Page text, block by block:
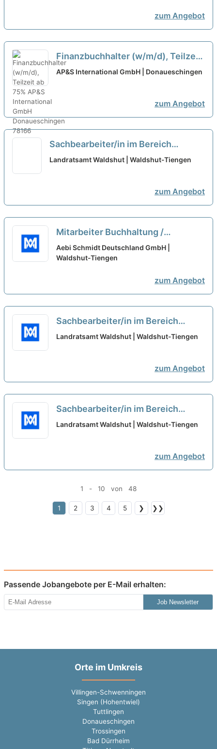
zum Angebot
Finanzbuchhalter (w/m/d), Teilzeit
ab 75% neu
AP&S International GmbH | Donaueschingen
zum Angebot
Sachbearbeiter/in im Bereich
Ausländerwesen neu
Landratsamt Waldshut | Waldshut-Tiengen
zum Angebot
Mitarbeiter Buchhaltung /
Accounting / Bilanzbuchhalter /
Finanzbuchhalter (m/w/d)
Aebi Schmidt Deutschland GmbH |
Waldshut-Tiengen
zum Angebot
Sachbearbeiter/in im Bereich
Immissionsschutz-/ und
Landratsamt Waldshut | Waldshut-Tiengen
zum Angebot
Sachbearbeiter/in im Bereich
Ausländerwesen neu
Landratsamt Waldshut | Waldshut-Tiengen
zum Angebot
1 - 10 von 48
1 2 3 4 5 ❯ ❯❯
Passende Jobangebote per E-Mail erhalten:
Job Newsletter
Orte im Umkreis
Villingen-Schwenningen
Singen (Hohentwiel)
Tuttlingen
Donaueschingen
Trossingen
Bad Dürrheim